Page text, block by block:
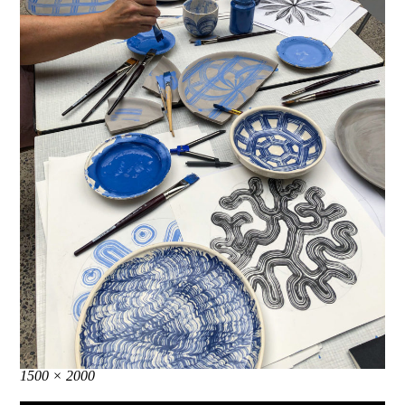
Taille
réelle
1500 × 2000